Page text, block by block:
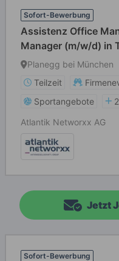
Sofort-Bewerbung
Assistenz Office
Manager (m/w/d) in
Planegg bei München
Teilzeit
Sportangebote
2
Atlantik Networxx AG
Jetzt
Sofort-Bewerbung